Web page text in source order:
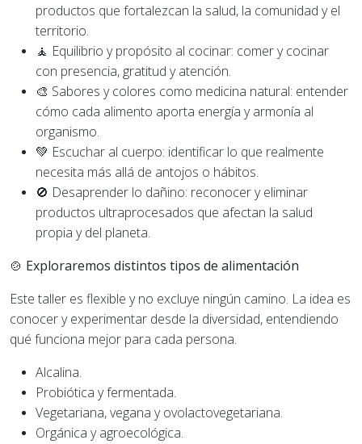
productos que fortalezcan la salud, la comunidad y el
territorio.
🧘 Equilibrio y propósito al cocinar: comer y cocinar
con presencia, gratitud y atención.
🎨 Sabores y colores como medicina natural: entender
cómo cada alimento aporta energía y armonía al
organismo.
💚 Escuchar al cuerpo: identificar lo que realmente
necesita más allá de antojos o hábitos.
🚫 Desaprender lo dañino: reconocer y eliminar
productos ultraprocesados que afectan la salud
propia y del planeta.
🍲 Exploraremos distintos tipos de alimentación
Este taller es flexible y no excluye ningún camino. La idea es
conocer y experimentar desde la diversidad, entendiendo
qué funciona mejor para cada persona.
Alcalina.
Probiótica y fermentada.
Vegetariana, vegana y ovolactovegetariana.
Orgánica y agroecológica.